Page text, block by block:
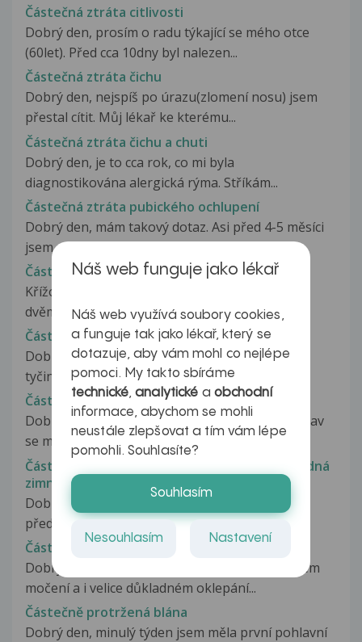
Částečná ztráta citlivosti
Dobrý den, prosím o radu týkající se mého otce
(60let). Před cca 10dny byl nalezen...
Částečná ztráta čichu
Dobrý den, nejspíš po úrazu(zlomení nosu) jsem
přestal cítit. Můj lékař ke kterému...
Částečná ztráta čichu a chuti
Dobrý den, je to cca rok, co mi byla
diagnostikována alergická rýma. Stříkám...
Částečná ztráta pubického ochlupení
Dobrý den, mám takový dotaz. Asi před 4-5 měsíci
jsem si zkoušela vytrhat...
Částečně natržený křížový vaz
Křížový vaz jsem měla natrhlý částečně a před
dvěma měsíci. Tak jestli byste...
Částečně neslyším na levé ucho
Dobrý den, včera jsem si čistila uši vatovou
tyčinkou a bohužel mi přítel omylem...
Částečné obrna nervu
Dobrý den, tři roky řeším problém s nohou a stav
se mi zhoršuje. Před třemi...
Částečné ochrnutí dolní poloviny těla a následná
zimnice
Dobrý den, zdravím, mam dotaz, píši za přitele,
před pár dnima jsem se pohádali...
Částečné pomočování
Dobrý den, můj problém je takový, že po každém
močení a i velice důkladném oklepání...
Částečně protržená blána
Dobrý den, minulý týden jsem měla první pohlavní
Náš web funguje jako lékař
Náš web využívá soubory cookies,
a funguje tak jako lékař, který se
dotazuje, aby vám mohl co nejlépe
pomoci. My takto sbíráme
technické,analytické a obchodní
informace, abychom se mohli
neustále zlepšovat a tím vám lépe
pomohli. Souhlasíte?
Souhlasím
Nesouhlasím Nastavení